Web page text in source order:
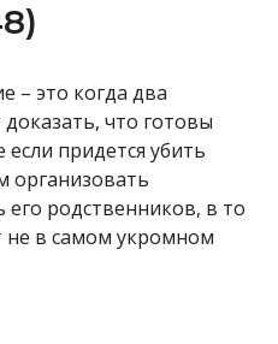
– это когда два
что готовы
придется убить
организовать
его родственников, в то
не в самом укромном